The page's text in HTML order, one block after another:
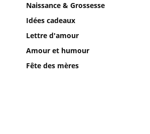
Naissance & Grossesse
Idées cadeaux
Lettre d'amour
Amour et humour
Fête des mères